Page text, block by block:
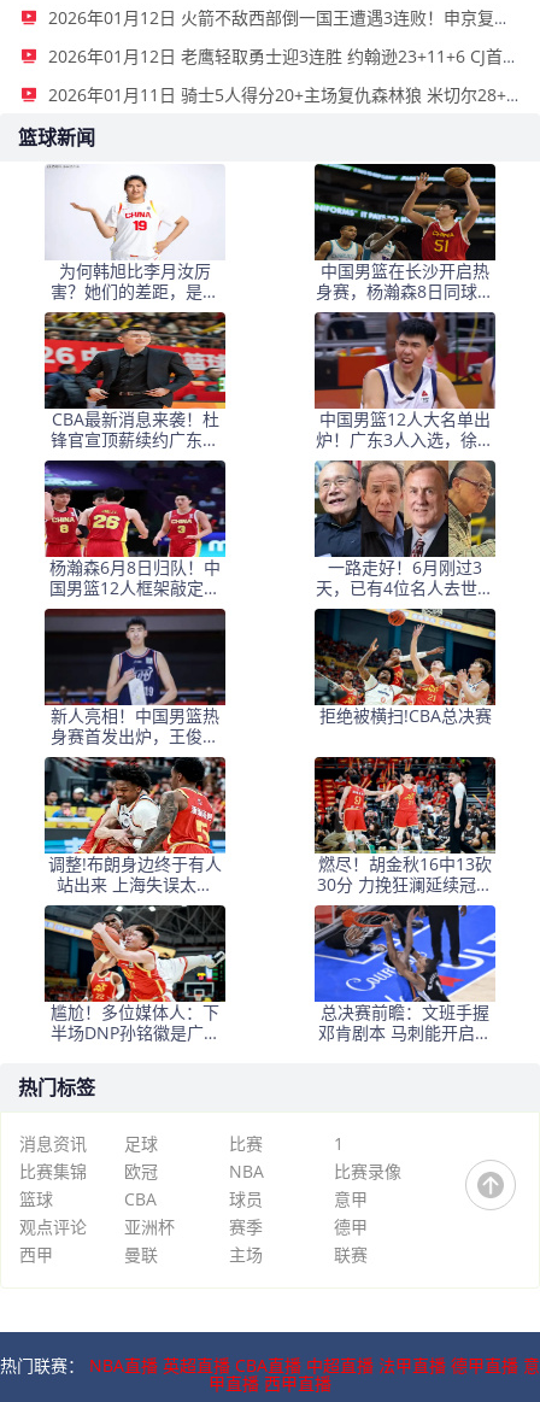
2026年01月12日 火箭不敌西部倒一国王遭遇3连败！申京复出19+9 阿门31+13+6
2026年01月12日 老鹰轻取勇士迎3连胜 约翰逊23+11+6 CJ首秀12分 库里31+5
2026年01月11日 骑士5人得分20+主场复仇森林狼 米切尔28+8 爱德华兹25+5
篮球新闻
为何韩旭比李月汝厉
害？她们的差距，是张
子宇选秀顺位暴跌的原
因
中国男篮在长沙开启热
身赛，杨瀚森8日同球队
会合
CBA最新消息来袭！杜
锋官宣顶薪续约广东男
篮，杨鸣婉拒执教北控
中国男篮12人大名单出
炉！广东3人入选，徐昕
国家队首秀，胡明轩轮
休
杨瀚森6月8日归队！中
国男篮12人框架敲定，
锋线王牌竟是他？
一路走好！6月刚过3
天，已有4位名人去世，
姚明等人发文悼念
新人亮相！中国男篮热
身赛首发出炉，王俊杰
领衔+徐昕坐镇禁区
拒绝被横扫!CBA总决赛
调整!布朗身边终于有人
站出来 上海失误太多
+犯规困扰
燃尽！胡金秋16中13砍
30分 力挽狂澜延续冠军
悬念
尴尬！多位媒体人：下
半场DNP孙铭徽是广厦
总决赛前瞻：文班手握
邓肯剧本 马刺能开启新
热门标签
消息资讯 足球 比赛
1
比赛集锦
欧冠 NBA
比赛录像
篮球
CBA 球员
意甲
观点评论
亚洲杯 赛季
德甲
西甲
曼联 主场 联赛
热门联赛： NBA直播 英超直播 CBA直播 中超直播 法甲直播 德甲直播 意
甲直播 西甲直播